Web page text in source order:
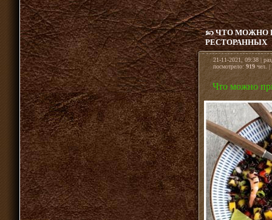
ЧТО МОЖНО
РЕСТОРАННЫХ
21-11-2021, 09:38 |
посмотрело: 919 чел.
Что можно